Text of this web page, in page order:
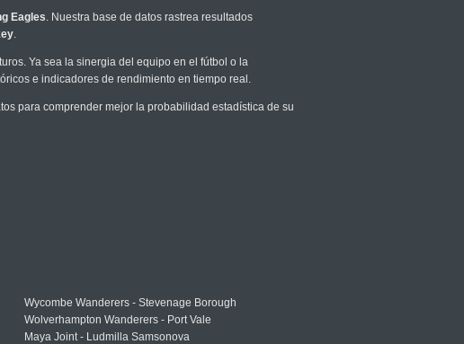
Eagles. Nuestra base de datos rastrea resultados
.
Ya sea la sinergia del equipo en el fútbol o la
e indicadores de rendimiento en tiempo real.
para comprender mejor la probabilidad estadística de su
Wycombe Wanderers - Stevenage Borough
Wolverhampton Wanderers - Port Vale
Maya Joint - Ludmilla Samsonova